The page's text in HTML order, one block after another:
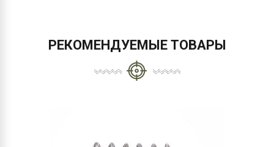
РЕКОМЕНДУЕМЫЕ ТОВАРЫ